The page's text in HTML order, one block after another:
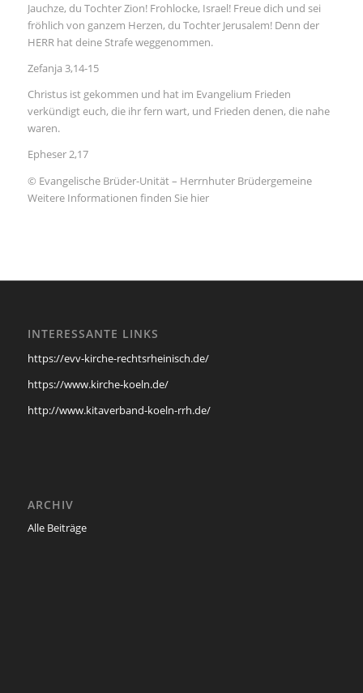
Jauchze, du Tochter Zion! Frohlocke, Israel! Freue dich und sei
fröhlich von ganzem Herzen, du Tochter Jerusalem! Denn der
HERR hat deine Strafe weggenommen.
Zefanja 3,14-15
Christus ist gekommen und hat im Evangelium Frieden
verkündigt euch, die ihr fern wart, und Frieden denen, die nahe
waren.
Epheser 2,17
© Evangelische Brüder-Unität – Herrnhuter Brüdergemeine
Weitere Informationen finden Sie hier
INTERESSANTE LINKS
https://evv-kirche-rechtsrheinisch.de/
https://www.kirche-koeln.de/
http://www.kitaverband-koeln-rrh.de/
ARCHIV
Alle Beiträge